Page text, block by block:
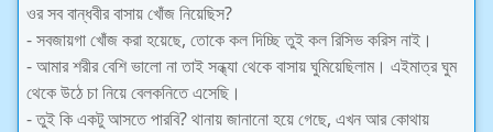
ওর সব বান্ধবীর বাসায় খোঁজ নিয়েছিস?
- সবজায়গা খোঁজ করা হয়েছে, তোকে কল দিচ্ছি তুই কল রিসিভ করিস নাই।
- আমার শরীর বেশি ভালো না তাই সন্ধ্যা থেকে বাসায় ঘুমিয়েছিলাম। এইমাত্র ঘুম
থেকে উঠে চা নিয়ে বেলকনিতে এসেছি।
- তুই কি একটু আসতে পারবি? থানায় জানানো হয়ে গেছে, এখন আর কোথায়